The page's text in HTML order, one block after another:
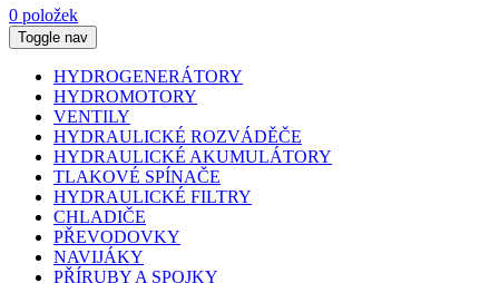
0 položek
Toggle nav
HYDROGENERÁTORY
HYDROMOTORY
VENTILY
HYDRAULICKÉ ROZVÁDĚČE
HYDRAULICKÉ AKUMULÁTORY
TLAKOVÉ SPÍNAČE
HYDRAULICKÉ FILTRY
CHLADIČE
PŘEVODOVKY
NAVIJÁKY
PŘÍRUBY A SPOJKY